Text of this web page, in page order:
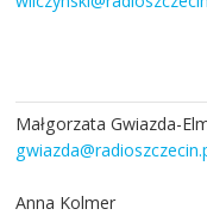
Małgorzata Gwiazda-
Anna Kolmer